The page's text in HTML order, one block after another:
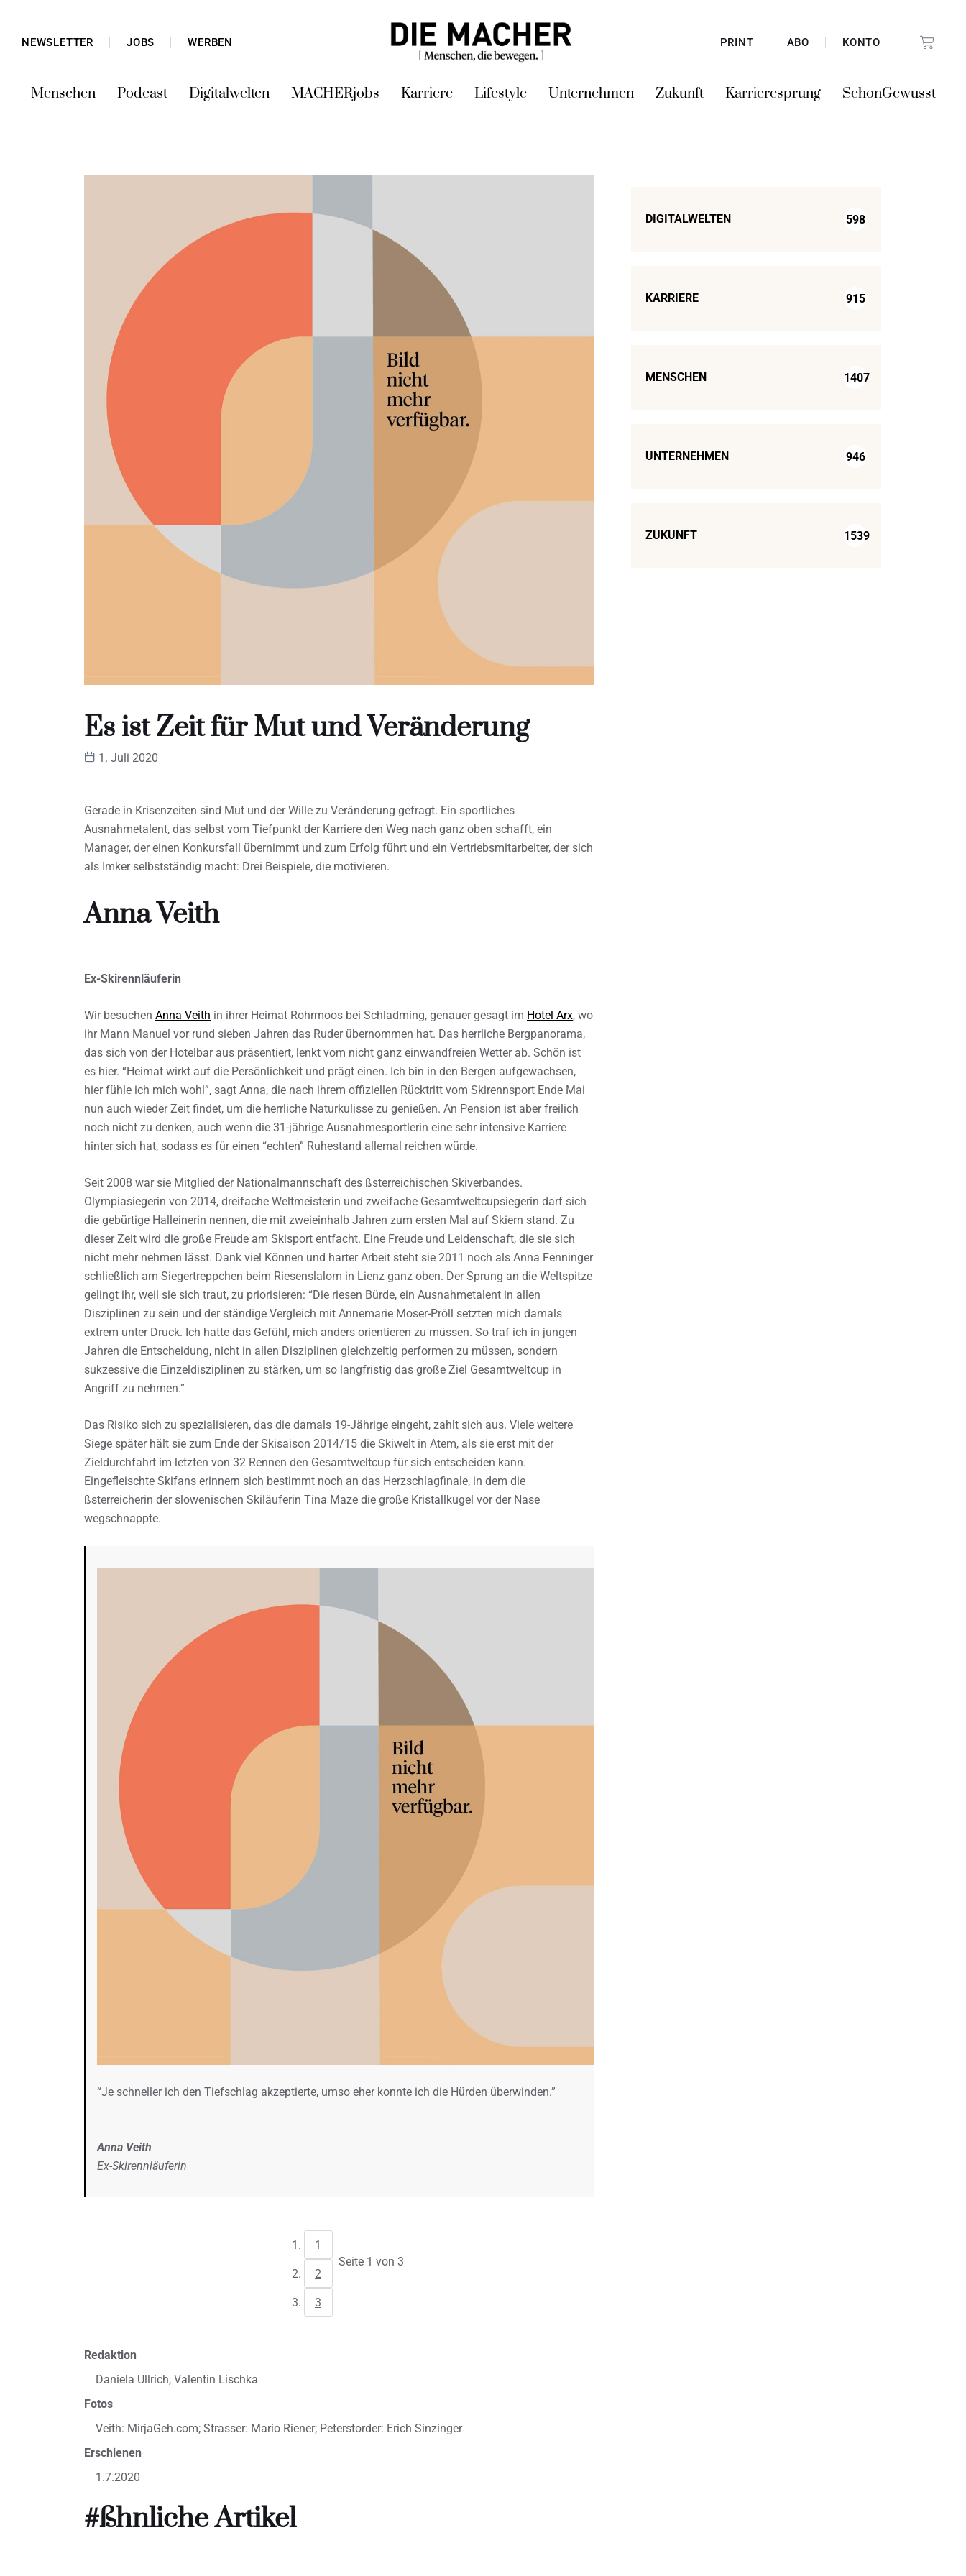
NEWSLETTER JOBS WERBEN PRINT ABO KONTO
Menschen Podcast Digitalwelten MACHERjobs Karriere Lifestyle Unternehmen Zukunft Karrieresprung SchonGewusst
Es ist Zeit für Mut und Veränderung
1. Juli 2020
Gerade in Krisenzeiten sind Mut und der Wille zu Veränderung gefragt. Ein sportliches
Ausnahmetalent, das selbst vom Tiefpunkt der Karriere den Weg nach ganz oben schafft, ein
Manager, der einen Konkursfall übernimmt und zum Erfolg führt und ein Vertriebsmitarbeiter, der sich
als Imker selbstständig macht: Drei Beispiele, die motivieren.
Anna Veith
Ex-Skirennläuferin
Wir besuchen Anna Veith in ihrer Heimat Rohrmoos bei Schladming, genauer gesagt im Hotel Arx, wo
ihr Mann Manuel vor rund sieben Jahren das Ruder übernommen hat. Das herrliche Bergpanorama,
das sich von der Hotelbar aus präsentiert, lenkt vom nicht ganz einwandfreien Wetter ab. Schön ist
es hier. “Heimat wirkt auf die Persönlichkeit und prägt einen. Ich bin in den Bergen aufgewachsen,
hier fühle ich mich wohl”, sagt Anna, die nach ihrem offiziellen Rücktritt vom Skirennsport Ende Mai
nun auch wieder Zeit findet, um die herrliche Naturkulisse zu genießen. An Pension ist aber freilich
noch nicht zu denken, auch wenn die 31-jährige Ausnahmesportlerin eine sehr intensive Karriere
hinter sich hat, sodass es für einen “echten” Ruhestand allemal reichen würde.
Seit 2008 war sie Mitglied der Nationalmannschaft des ßsterreichischen Skiverbandes.
Olympiasiegerin von 2014, dreifache Weltmeisterin und zweifache Gesamtweltcupsiegerin darf sich
die gebürtige Halleinerin nennen, die mit zweieinhalb Jahren zum ersten Mal auf Skiern stand. Zu
dieser Zeit wird die große Freude am Skisport entfacht. Eine Freude und Leidenschaft, die sie sich
nicht mehr nehmen lässt. Dank viel Können und harter Arbeit steht sie 2011 noch als Anna Fenninger
schließlich am Siegertreppchen beim Riesenslalom in Lienz ganz oben. Der Sprung an die Weltspitze
gelingt ihr, weil sie sich traut, zu priorisieren: “Die riesen Bürde, ein Ausnahmetalent in allen
Disziplinen zu sein und der ständige Vergleich mit Annemarie Moser-Pröll setzten mich damals
extrem unter Druck. Ich hatte das Gefühl, mich anders orientieren zu müssen. So traf ich in jungen
Jahren die Entscheidung, nicht in allen Disziplinen gleichzeitig performen zu müssen, sondern
sukzessive die Einzeldisziplinen zu stärken, um so langfristig das große Ziel Gesamtweltcup in
Angriff zu nehmen.”
Das Risiko sich zu spezialisieren, das die damals 19-Jährige eingeht, zahlt sich aus. Viele weitere
Siege später hält sie zum Ende der Skisaison 2014/15 die Skiwelt in Atem, als sie erst mit der
Zieldurchfahrt im letzten von 32 Rennen den Gesamtweltcup für sich entscheiden kann.
Eingefleischte Skifans erinnern sich bestimmt noch an das Herzschlagfinale, in dem die
ßsterreicherin der slowenischen Skiläuferin Tina Maze die große Kristallkugel vor der Nase
wegschnappte.
“Je schneller ich den Tiefschlag akzeptierte, umso eher konnte ich die Hürden überwinden.”
Anna Veith
Ex-Skirennläuferin
1
2
3
Seite 1 von 3
Redaktion
Daniela Ullrich, Valentin Lischka
Fotos
Veith: MirjaGeh.com; Strasser: Mario Riener; Peterstorder: Erich Sinzinger
Erschienen
1.7.2020
#ßhnliche Artikel
DIGITALWELTEN 598
KARRIERE 915
MENSCHEN 1407
UNTERNEHMEN 946
ZUKUNFT 1539